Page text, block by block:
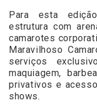
Para esta
estrutura com
camarotes
Maravilhoso
serviços
maquiagem,
privativos e
shows.